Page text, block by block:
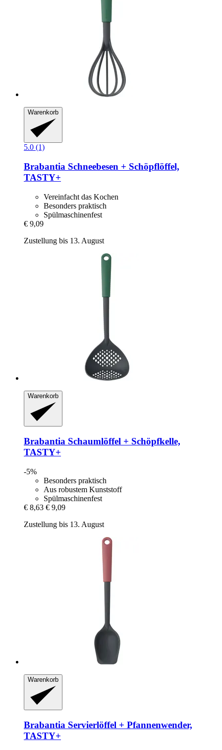
Warenkorb
5.0 (1)
Brabantia Schneebesen + Schöpflöffel,
TASTY+
Vereinfacht das Kochen
Besonders praktisch
Spülmaschinenfest
€ 9,09
Zustellung bis 13. August
Warenkorb
Brabantia Schaumlöffel + Schöpfkelle,
TASTY+
-5%
Besonders praktisch
Aus robustem Kunststoff
Spülmaschinenfest
€ 8,63 € 9,09
Zustellung bis 13. August
Warenkorb
Brabantia Servierlöffel + Pfannenwender,
TASTY+